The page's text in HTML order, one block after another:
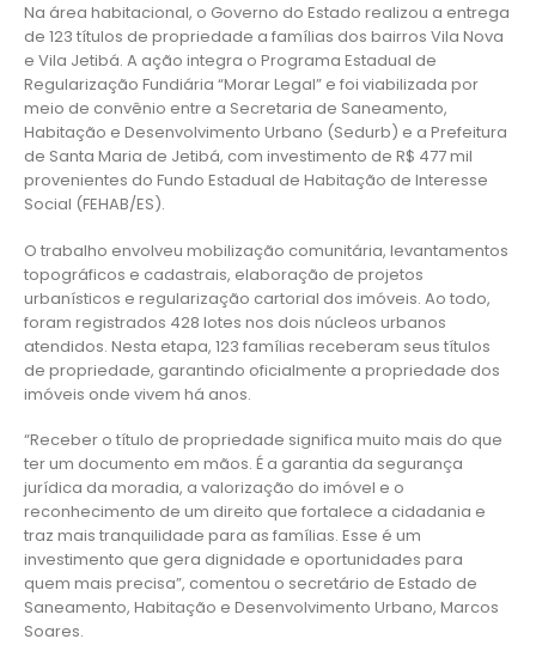
Na área habitacional, o Governo do Estado realizou a entrega
de 123 títulos de propriedade a famílias dos bairros Vila Nova
e Vila Jetibá. A ação integra o Programa Estadual de
Regularização Fundiária “Morar Legal” e foi viabilizada por
meio de convênio entre a Secretaria de Saneamento,
Habitação e Desenvolvimento Urbano (Sedurb) e a Prefeitura
de Santa Maria de Jetibá, com investimento de R$ 477 mil
provenientes do Fundo Estadual de Habitação de Interesse
Social (FEHAB/ES).
O trabalho envolveu mobilização comunitária, levantamentos
topográficos e cadastrais, elaboração de projetos
urbanísticos e regularização cartorial dos imóveis. Ao todo,
foram registrados 428 lotes nos dois núcleos urbanos
atendidos. Nesta etapa, 123 famílias receberam seus títulos
de propriedade, garantindo oficialmente a propriedade dos
imóveis onde vivem há anos.
“Receber o título de propriedade significa muito mais do que
ter um documento em mãos. É a garantia da segurança
jurídica da moradia, a valorização do imóvel e o
reconhecimento de um direito que fortalece a cidadania e
traz mais tranquilidade para as famílias. Esse é um
investimento que gera dignidade e oportunidades para
quem mais precisa”, comentou o secretário de Estado de
Saneamento, Habitação e Desenvolvimento Urbano, Marcos
Soares.